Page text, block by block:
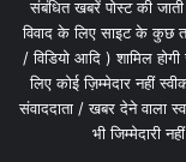
संबंधित खबरें पोस्ट की
विवाद के लिए साइट के कुछ
/ विडियो आदि ) शामिल
लिए कोई ज़िम्मेदार नहीं
संवाददाता / खबर देने वाला
भी जिम्मेदारी